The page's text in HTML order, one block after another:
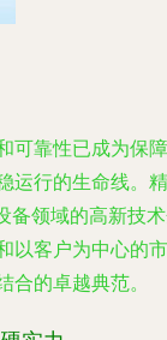
可靠性已成为保障
运行的生命线。精
备领域的高新技
以客户为中心的市
的卓越典范。